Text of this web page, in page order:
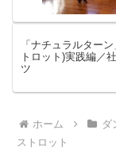
「ナチュラルター
トロット)実践編／
ツ
ホーム ダ
ストロット